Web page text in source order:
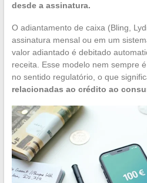
desde a assinatura.
O adiantamento de caixa (Bling,
assinatura mensal ou em um
valor adiantado é debitado
receita. Esse modelo nem sempre
no sentido regulatório, o que
relacionadas ao crédito ao